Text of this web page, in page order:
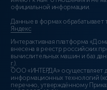
официальной информации.
Данные в формах обрабатывает
Яндекс
Интерактивная платформа
внесена в реестр российских
вычислительных машин и баз
г.).
ООО «ИНТЕРДА» осуществляет
информационных технологий
перечню, утверждённому